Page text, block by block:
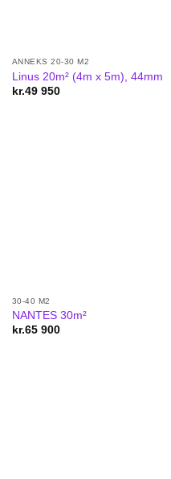
ANNEKS 20-30 M2
Linus 20m² (4m x 5m), 44mm
kr.49 950
30-40 M2
NANTES 30m²
kr.65 900